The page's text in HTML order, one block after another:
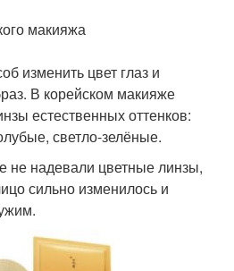
макияжа
изменить цвет глаз и
В корейском макияже
естественных оттенков:
светло-зелёные.
не надевали цветные линзы,
сильно изменилось и